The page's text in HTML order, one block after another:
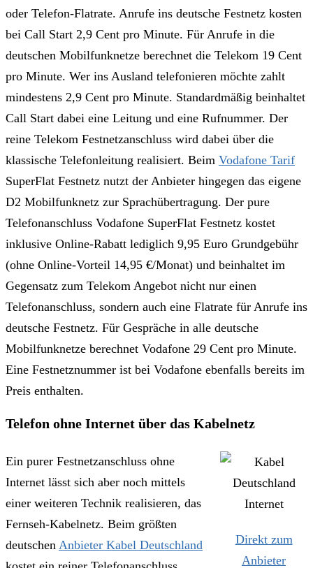
oder Telefon-Flatrate. Anrufe ins deutsche Festnetz kosten
bei Call Start 2,9 Cent pro Minute. Für Anrufe in die
deutschen Mobilfunknetze berechnet die Telekom 19 Cent
pro Minute. Wer ins Ausland telefonieren möchte zahlt
mindestens 2,9 Cent pro Minute. Standardmäßig beinhaltet
Call Start dabei eine Leitung und eine Rufnummer. Der
reine Telekom Festnetzanschluss wird dabei über die
klassische Telefonleitung realisiert. Beim Vodafone Tarif
SuperFlat Festnetz nutzt der Anbieter hingegen das eigene
D2 Mobilfunknetz zur Sprachübertragung. Der pure
Telefonanschluss Vodafone SuperFlat Festnetz kostet
inklusive Online-Rabatt lediglich 9,95 Euro Grundgebühr
(ohne Online-Vorteil 14,95 €/Monat) und beinhaltet im
Gegensatz zum Telekom Angebot nicht nur einen
Telefonanschluss, sondern auch eine Flatrate für Anrufe ins
deutsche Festnetz. Für Gespräche in alle deutsche
Mobilfunknetze berechnet Vodafone 29 Cent pro Minute.
Eine Festnetznummer ist bei Vodafone ebenfalls bereits im
Preis enthalten.
Telefon ohne Internet über das Kabelnetz
Direkt zum
Anbieter
Ein purer Festnetzanschluss ohne
Internet lässt sich aber noch mittels
einer weiteren Technik realisieren, das
Fernseh-Kabelnetz. Beim größten
deutschen Anbieter Kabel Deutschland